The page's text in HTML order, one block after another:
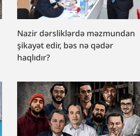
Nazir dərsliklərdə məzmundan
şikayət edir, bəs nə qədər
haqlıdır?